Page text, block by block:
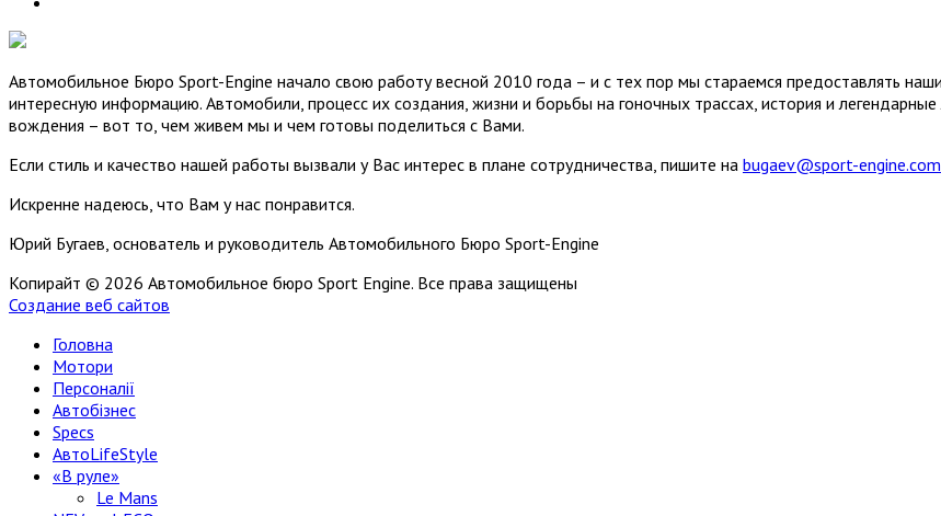
Автомобильное Бюро Sport-Engine начало свою работу весной 2010 года – и с тех пор мы стараемся предоставлять
интересную информацию. Автомобили, процесс их создания, жизни и борьбы на гоночных трассах, история и
вождения – вот то, чем живем мы и чем готовы поделиться с Вами.
Если стиль и качество нашей работы вызвали у Вас интерес в плане сотрудничества, пишите на bugaev@sport-engine.com
Искренне надеюсь, что Вам у нас понравится.
Юрий Бугаев, основатель и руководитель Автомобильного Бюро Sport-Engine
Копирайт © 2026 Автомобильное бюро Sport Engine. Все права защищены
Создание веб сайтов
Головна
Мотори
Персоналії
Автобізнес
Specs
АвтоLifeStyle
«В руле»
Le Mans